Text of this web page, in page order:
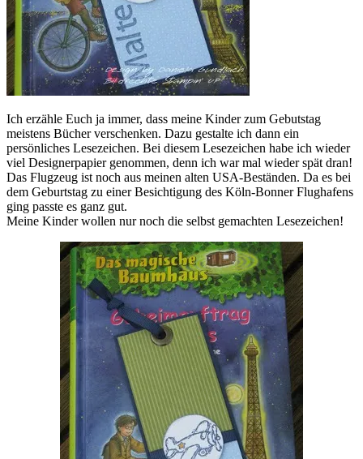
Ich erzähle Euch ja immer, dass meine Kinder zum Gebutstag
meistens Bücher verschenken. Dazu gestalte ich dann ein
persönliches Lesezeichen. Bei diesem Lesezeichen habe ich wieder
viel Designerpapier genommen, denn ich war mal wieder spät dran!
Das Flugzeug ist noch aus meinen alten USA-Beständen. Da es bei
dem Geburtstag zu einer Besichtigung des Köln-Bonner Flughafens
ging passte es ganz gut.
Meine Kinder wollen nur noch die selbst gemachten Lesezeichen!